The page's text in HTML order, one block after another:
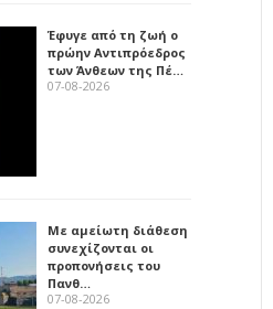
Έφυγε από τη ζωή ο
πρώην Αντιπρόεδρος
των Άνθεων της Πέ…
07-08-2026
Με αμείωτη διάθεση
συνεχίζονται οι
προπονήσεις του
Πανθ…
07-08-2026